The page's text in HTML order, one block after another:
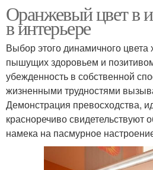
Оранжевый цвет в
в интерьере
Выбор этого динамичного цвета
пышущих здоровьем и
убежденность в собственной
жизненными трудностями
Демонстрация превосходства,
красноречиво свидетельствуют
намека на пасмурное